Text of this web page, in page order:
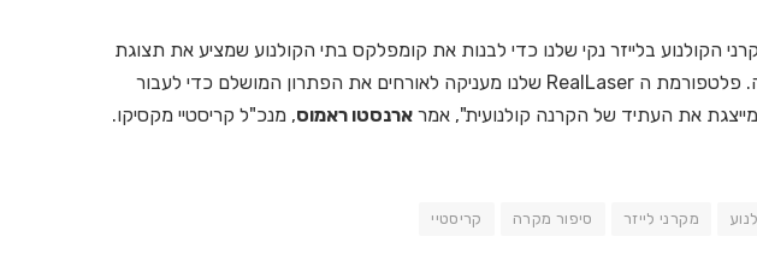
הקולנוע בלייזר נקי שלנו כדי לבנות את קומפלקס בתי הקולנוע שמציע את תצוגת
ה-RGB הטובה על פני האדמה. פלטפורמת ה RealLaser שלנו מעניקה לאורחים את הפתרון המושלם כדי לעבור
ארנסטו ראמוס, מנכ"ל קריסטיי מקסיקו.
מקרני לייזר סיפור מקרה קריסטיי